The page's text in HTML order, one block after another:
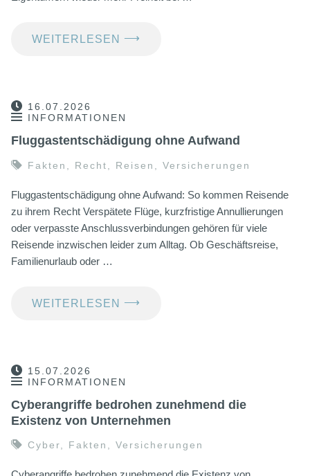
WEITERLESEN ⟶
16.07.2026
INFORMATIONEN
Fluggastentschädigung ohne Aufwand
Fakten Recht Reisen Versicherungen
Fluggastentschädigung ohne Aufwand: So kommen Reisende
zu ihrem Recht Verspätete Flüge, kurzfristige Annullierungen
oder verpasste Anschlussverbindungen gehören für viele
Reisende inzwischen leider zum Alltag. Ob Geschäftsreise,
Familienurlaub oder …
WEITERLESEN ⟶
15.07.2026
INFORMATIONEN
Cyberangriffe bedrohen zunehmend die
Existenz von Unternehmen
Cyber, Fakten , Versicherungen